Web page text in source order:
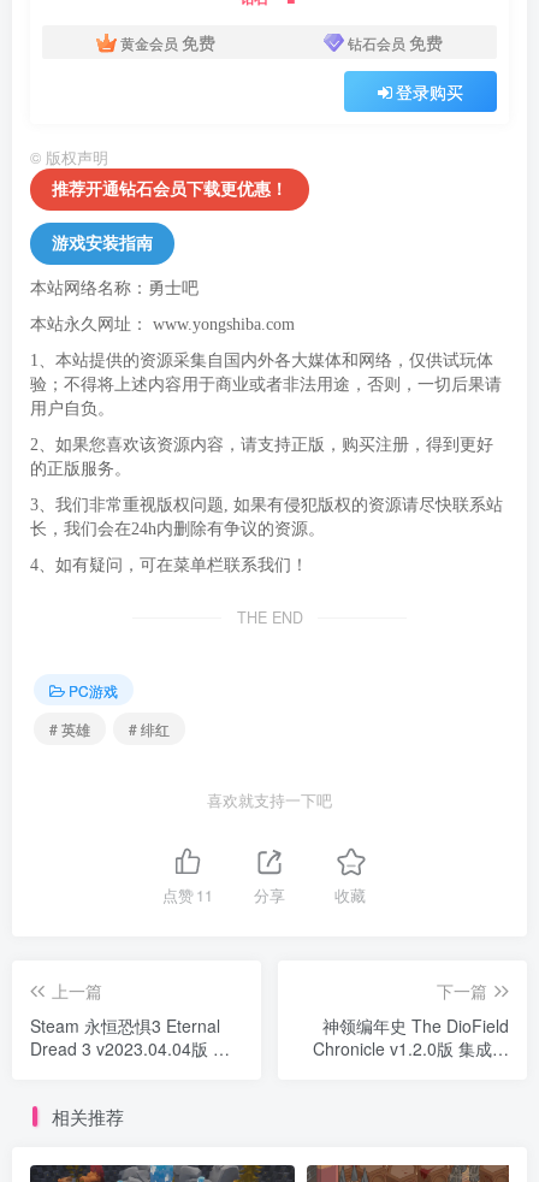
黄金会员 免费 钻石会员 免费
登录购买
© 版权声明
推荐开通钻石会员下载更优惠！
游戏安装指南
本站网络名称：勇士吧
本站永久网址： www.yongshiba.com
1、本站提供的资源采集自国内外各大媒体和网络，仅供试玩体
验；不得将上述内容用于商业或者非法用途，否则，一切后果请
用户自负。
2、如果您喜欢该资源内容，请支持正版，购买注册，得到更好
的正版服务。
3、我们非常重视版权问题, 如果有侵犯版权的资源请尽快联系站
长，我们会在24h内删除有争议的资源。
4、如有疑问，可在菜单栏联系我们！
THE END
PC游戏
# 英雄
# 绯红
喜欢就支持一下吧
点赞11 分享 收藏
上一篇
Steam 永恒恐惧3 Eternal
Dread 3 v2023.04.04版 官
下一篇
神领编年史 The DioField
Chronicle v1.2.0版 集成全
相关推荐